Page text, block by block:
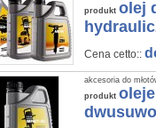
produkt olej
Cena cetto::
akcesoria do
produkt